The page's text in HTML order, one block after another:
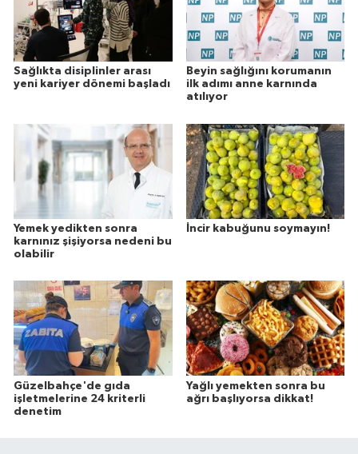
Sağlıkta disiplinler arası
yeni kariyer dönemi başladı
Beyin sağlığını korumanın
ilk adımı anne karnında
atılıyor
Yemek yedikten sonra
karnınız şişiyorsa nedeni bu
olabilir
İncir kabuğunu soymayın!
Güzelbahçe'de gıda
işletmelerine 24 kriterli
denetim
Yağlı yemekten sonra bu
ağrı başlıyorsa dikkat!